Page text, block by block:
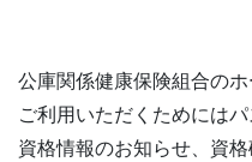
公庫関係健康保険組合のホ
ご利用いただくためには
資格情報のお知らせ、資